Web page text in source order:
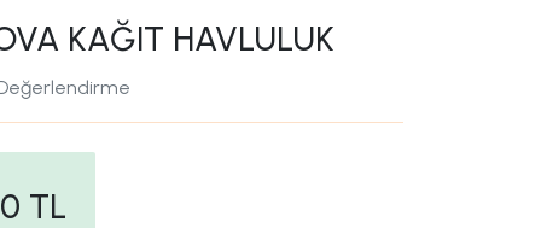
KAĞIT HAVLULUK
TL